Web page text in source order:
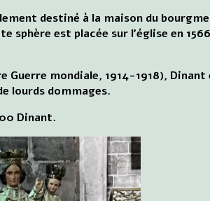
destiné à la maison du
sphère est placée sur l'église en
Guerre mondiale, 1914-1918),
lourds dommages.
Dinant.